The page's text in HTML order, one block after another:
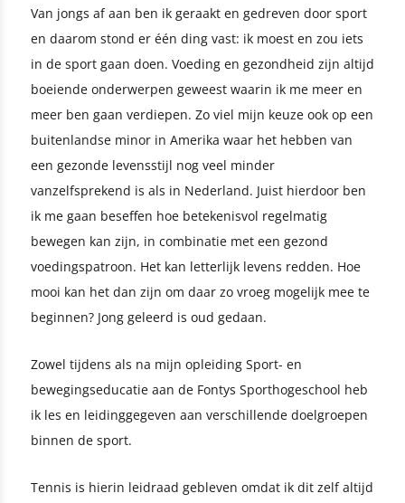
Van jongs af aan ben ik geraakt en gedreven door sport
en daarom stond er één ding vast: ik moest en zou iets
in de sport gaan doen. Voeding en gezondheid zijn altijd
boeiende onderwerpen geweest waarin ik me meer en
meer ben gaan verdiepen. Zo viel mijn keuze ook op een
buitenlandse minor in Amerika waar het hebben van
een gezonde levensstijl nog veel minder
vanzelfsprekend is als in Nederland. Juist hierdoor ben
ik me gaan beseffen hoe betekenisvol regelmatig
bewegen kan zijn, in combinatie met een gezond
voedingspatroon. Het kan letterlijk levens redden. Hoe
mooi kan het dan zijn om daar zo vroeg mogelijk mee te
beginnen? Jong geleerd is oud gedaan.
Zowel tijdens als na mijn opleiding Sport- en
bewegingseducatie aan de Fontys Sporthogeschool heb
ik les en leidinggegeven aan verschillende doelgroepen
binnen de sport.
Tennis is hierin leidraad gebleven omdat ik dit zelf altijd